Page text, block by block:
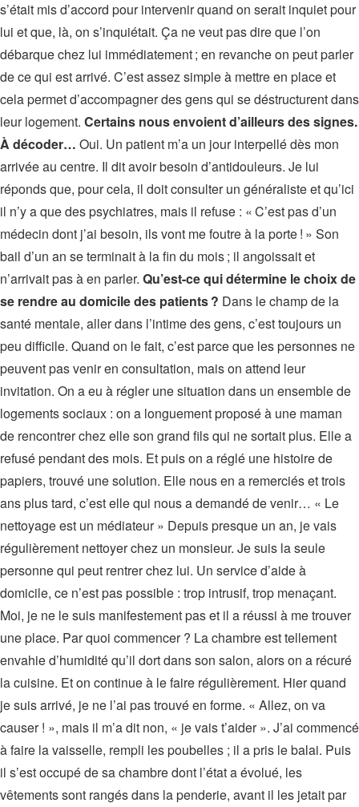
s’était mis d’accord pour intervenir quand on serait inquiet pour
lui et que, là, on s’inquiétait. Ça ne veut pas dire que l’on
débarque chez lui immédiatement ; en revanche on peut parler
de ce qui est arrivé. C’est assez simple à mettre en place et
cela permet d’accompagner des gens qui se déstructurent dans
leur logement. Certains nous envoient d’ailleurs des signes.
À décoder… Oui. Un patient m’a un jour interpellé dès mon
arrivée au centre. Il dit avoir besoin d’antidouleurs. Je lui
réponds que, pour cela, il doit consulter un généraliste et qu’ici
il n’y a que des psychiatres, mais il refuse : « C’est pas d’un
médecin dont j’ai besoin, ils vont me foutre à la porte ! » Son
bail d’un an se terminait à la fin du mois ; il angoissait et
n’arrivait pas à en parler. Qu’est-ce qui détermine le choix de
se rendre au domicile des patients ? Dans le champ de la
santé mentale, aller dans l’intime des gens, c’est toujours un
peu difficile. Quand on le fait, c’est parce que les personnes ne
peuvent pas venir en consultation, mais on attend leur
invitation. On a eu à régler une situation dans un ensemble de
logements sociaux : on a longuement proposé à une maman
de rencontrer chez elle son grand fils qui ne sortait plus. Elle a
refusé pendant des mois. Et puis on a réglé une histoire de
papiers, trouvé une solution. Elle nous en a remerciés et trois
ans plus tard, c’est elle qui nous a demandé de venir… « Le
nettoyage est un médiateur » Depuis presque un an, je vais
régulièrement nettoyer chez un monsieur. Je suis la seule
personne qui peut rentrer chez lui. Un service d’aide à
domicile, ce n’est pas possible : trop intrusif, trop menaçant.
Moi, je ne le suis manifestement pas et il a réussi à me trouver
une place. Par quoi commencer ? La chambre est tellement
envahie d’humidité qu’il dort dans son salon, alors on a récuré
la cuisine. Et on continue à le faire régulièrement. Hier quand
je suis arrivé, je ne l’ai pas trouvé en forme. « Allez, on va
causer ! », mais il m’a dit non, « je vais t’aider ». J’ai commencé
à faire la vaisselle, rempli les poubelles ; il a pris le balai. Puis
il s’est occupé de sa chambre dont l’état a évolué, les
vêtements sont rangés dans la penderie, avant il les jetait par